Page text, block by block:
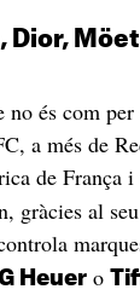
Dior,
és com
a més de
de França
gràcies al
Heuero